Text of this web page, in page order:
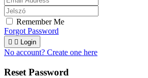
Remember Me
Forgot Password
  Login
No account? Create one here
Reset Password